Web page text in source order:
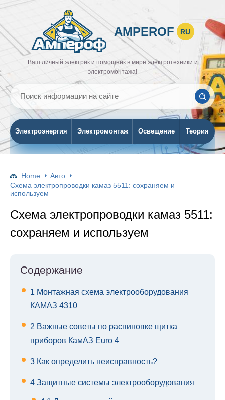
AMPEROF RU
Ваш личный электрик и помощник в мире электротехники и
электромонтажа!
Электроэнергия Электромонтаж Освещение Теория
Home
Авто
Схема электропроводки камаз 5511: сохраняем и
используем
Схема электропроводки камаз 5511:
сохраняем и используем
Содержание
1 Монтажная схема электрооборудования
КАМАЗ 4310
2 Важные советы по распиновке щитка
приборов КамАЗ Euro 4
3 Как определить неисправность?
4 Защитные системы электрооборудования